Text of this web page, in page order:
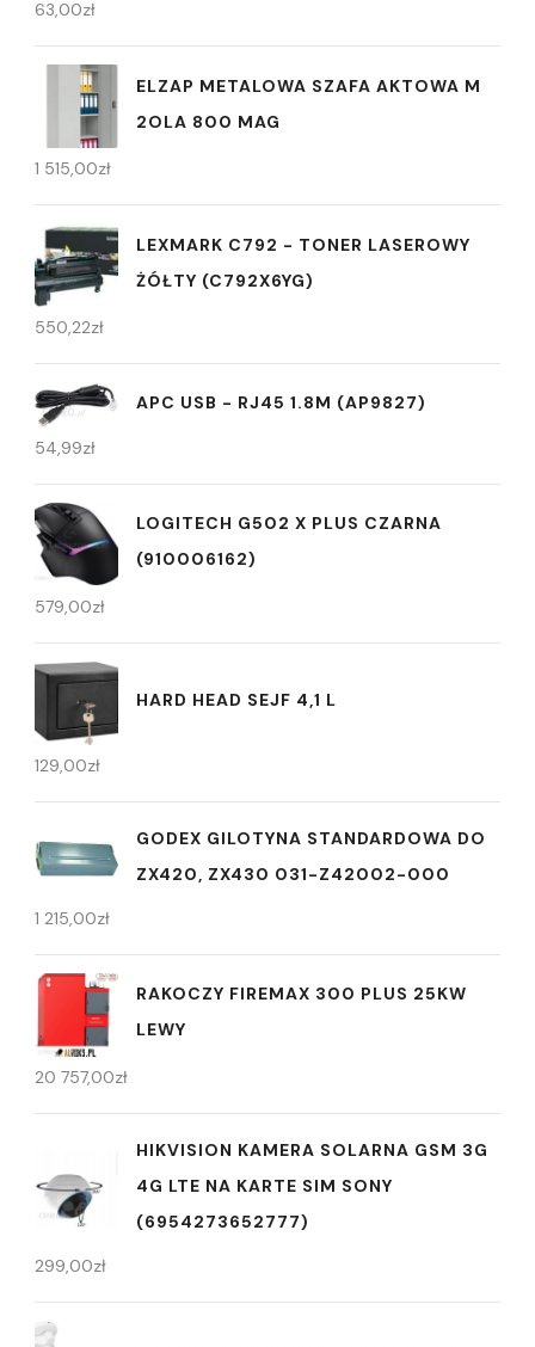
63,00zł
ELZAP METALOWA SZAFA AKTOWA M
2OLA 800 MAG
1 515,00zł
LEXMARK C792 - TONER LASEROWY
ŻÓŁTY (C792X6YG)
550,22zł
APC USB - RJ45 1.8M (AP9827)
54,99zł
LOGITECH G502 X PLUS CZARNA
(910006162)
579,00zł
HARD HEAD SEJF 4,1 L
129,00zł
GODEX GILOTYNA STANDARDOWA DO
ZX420, ZX430 031-Z42002-000
1 215,00zł
RAKOCZY FIREMAX 300 PLUS 25KW
LEWY
20 757,00zł
HIKVISION KAMERA SOLARNA GSM 3G
4G LTE NA KARTE SIM SONY
(6954273652777)
299,00zł